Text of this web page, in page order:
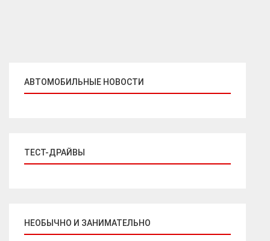
АВТОМОБИЛЬНЫЕ НОВОСТИ
ТЕСТ-ДРАЙВЫ
НЕОБЫЧНО И ЗАНИМАТЕЛЬНО